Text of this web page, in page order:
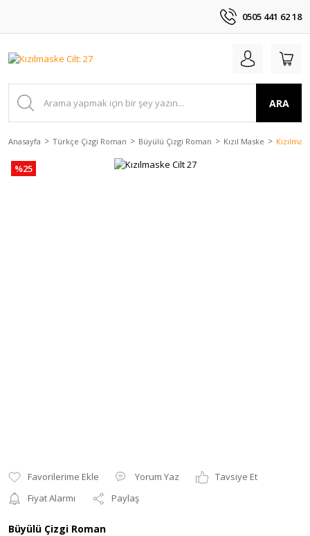
0505 441 62 18
ARA
Anasayfa Türkçe Çizgi Roman Büyülü Çizgi Roman Kızıl Maske
%25
Yorum Yaz
Tavsiye Et
Fiyat Alarmı
Paylaş
Büyülü Çizgi Roman